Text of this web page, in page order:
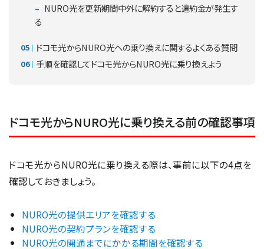
NURO光を更新期間中外に解約すると違約金が発生す
る
ドコモ光からNURO光への乗り換えに関するよくある質問
手順を確認してドコモ光からNURO光に乗り換えよう
ドコモ光からNURO光に乗り換える前の確認事項
ドコモ光からNURO光に乗り換える際は、事前に以下の4点を
確認しておきましょう。
NURO光の提供エリアを確認する
NURO光の契約プランを確認する
NURO光の開通までにかかる期間を確認する